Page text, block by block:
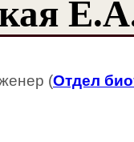
(Отдел